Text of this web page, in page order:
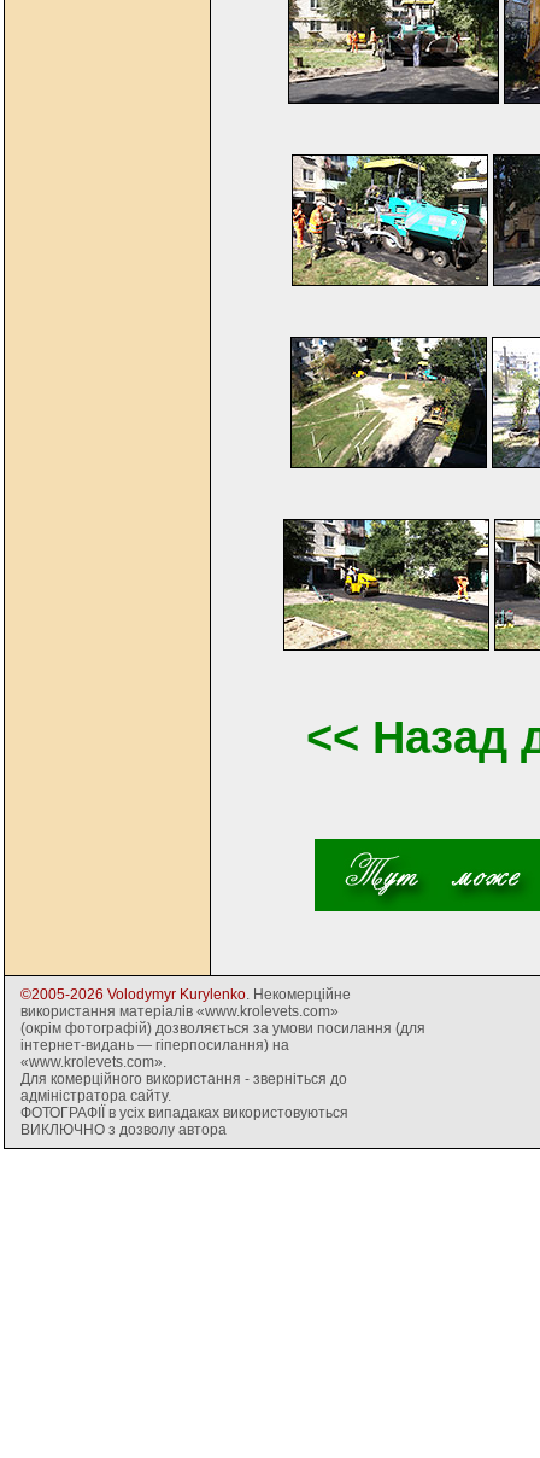
<< Назад
©2005-2026 Volodymyr Kurylenko . Некомерційне
використання матеріалів «www.krolevets.com»
(окрім фотографій) дозволяється за умови посилання (для
інтернет-видань — гіперпосилання) на
«www.krolevets.com».
Для комерційного використання - зверніться до
адміністратора сайту.
ФОТОГРАФІЇ в усіх випадаках використовуються
ВИКЛЮЧНО з дозволу автора